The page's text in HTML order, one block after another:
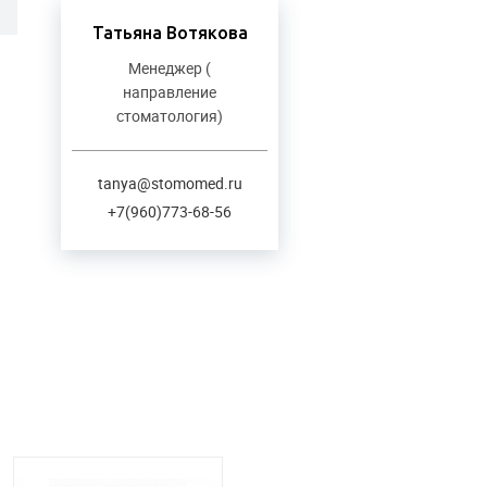
Татьяна Вотякова
Менеджер (
направление
стоматология)
tanya@stomomed.ru
+7(960)773-68-56